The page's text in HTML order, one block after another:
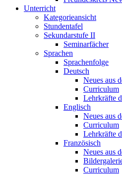
Unterricht
Kategorieansicht
Stundentafel
Sekundarstufe II
Seminarfächer
Sprachen
Sprachenfolge
Deutsch
Neues aus
Curriculum
Lehrkräfte
Englisch
Neues aus
Curriculum
Lehrkräfte
Französisch
Neues aus
Curriculum